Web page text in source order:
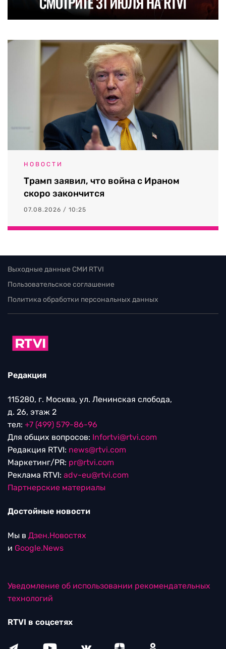
НОВОСТИ
Трамп заявил, что война с Ираном
скоро закончится
07.08.2026 / 10:25
Выходные данные СМИ RTVI
Пользовательское соглашение
Политика обработки персональных данных
Редакция
115280, г. Москва, ул. Ленинская слобода,
д. 26, этаж 2
тел: +7 (499) 579-86-96
Для общих вопросов: Infortvi@rtvi.com
Редакция RTVI: news@rtvi.com
Маркетинг/PR: pr@rtvi.com
Реклама RTVI: adv-eu@rtvi.com
Партнерские материалы
Достойные новости
Мы в Дзен.Новостях
и Google.News
Уведомление об использовании рекомендательных
технологий
RTVI в соцсетях